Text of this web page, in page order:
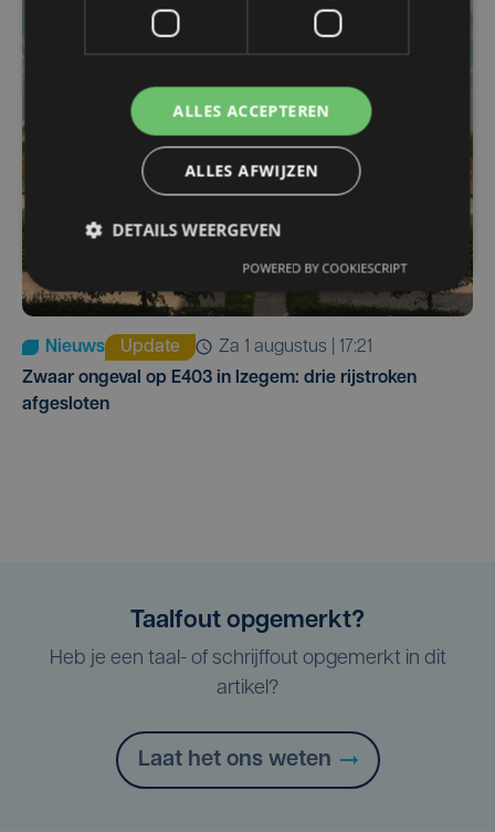
Nieuws Update
za 1 augustus | 17:21
Zwaar ongeval op E403 in Izegem: drie rijstroken
afgesloten
Taalfout opgemerkt?
Heb je een taal- of schrijffout opgemerkt in dit
artikel?
Laat het ons weten
ALLES ACCEPTEREN
ALLES AFWIJZEN
DETAILS WEERGEVEN
POWERED BY COOKIESCRIPT